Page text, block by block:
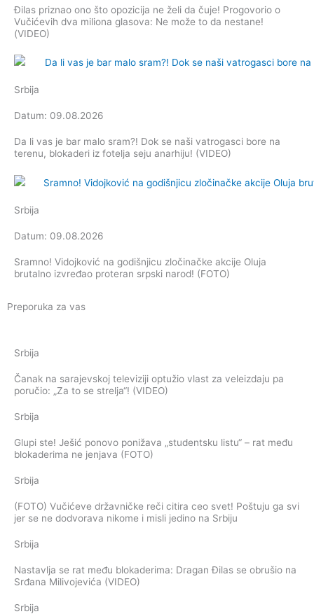
Đilas priznao ono što opozicija ne želi da čuje! Progovorio o
Vučićevih dva miliona glasova: Ne može to da nestane!
(VIDEO)
Srbija
Datum: 09.08.2026
Da li vas je bar malo sram?! Dok se naši vatrogasci bore na
terenu, blokaderi iz fotelja seju anarhiju! (VIDEO)
Srbija
Datum: 09.08.2026
Sramno! Vidojković na godišnjicu zločinačke akcije Oluja
brutalno izvređao proteran srpski narod! (FOTO)
Preporuka za vas
Srbija
Čanak na sarajevskoj televiziji optužio vlast za veleizdaju pa
poručio: „Za to se strelja“! (VIDEO)
Srbija
Glupi ste! Ješić ponovo ponižava „studentsku listu“ – rat među
blokaderima ne jenjava (FOTO)
Srbija
(FOTO) Vučićeve državničke reči citira ceo svet! Poštuju ga svi
jer se ne dodvorava nikome i misli jedino na Srbiju
Srbija
Nastavlja se rat među blokaderima: Dragan Đilas se obrušio na
Srđana Milivojevića (VIDEO)
Srbija